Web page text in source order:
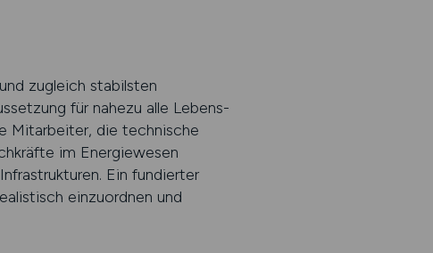
zugleich stabilsten
für nahezu alle Lebens-
Mitarbeiter, die technische
im Energiewesen
Ein fundierter
einzuordnen und